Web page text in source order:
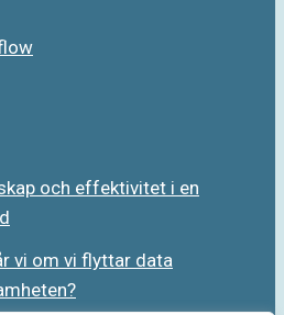
och effektivitet i en
vi om vi flyttar data